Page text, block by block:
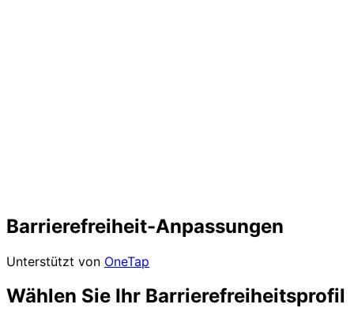
Barrierefreiheit-Anpassungen
Unterstützt von OneTap
Wählen Sie Ihr Barrierefreiheitsprofil